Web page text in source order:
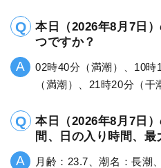
本日（2026年8月7日
つですか？
02時40分（満潮）、10
（満潮）、21時20分（干
本日（2026年8月7日
間、日の入り時間、
月齢：23.7、潮名：長潮